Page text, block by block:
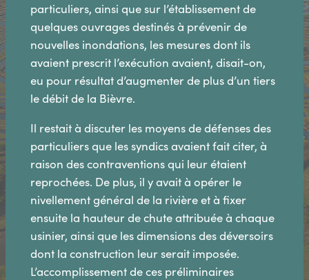
particuliers, ainsi que sur l’établissement de
quelques ouvrages destinés à prévenir de
nouvelles inondations, les mesures dont ils
avaient prescrit l’exécution avaient, disait-on,
eu pour résultat d’augmenter de plus d’un tiers
le débit de la Bièvre.
Il restait à discuter les moyens de défenses des
particuliers que les syndics avaient fait citer, à
raison des contraventions qui leur étaient
reprochées. De plus, il y avait à opérer le
nivellement général de la rivière et à fixer
ensuite la hauteur de chute attribuée à chaque
usinier, ainsi que les dimensions des déversoirs
dont la construction leur serait imposée.
L’accomplissement de ces préliminaires